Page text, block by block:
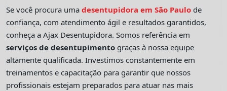
Se você procura umadesentupidora em São Paulo de
confiança, com atendimento ágil e resultados garantidos,
conheça a Ajax Desentupidora. Somos referência em
serviços de desentupimento graças à nossa equipe
altamente qualificada. Investimos constantemente em
treinamentos e capacitação para garantir que nossos
profissionais estejam preparados para atuar nas mais